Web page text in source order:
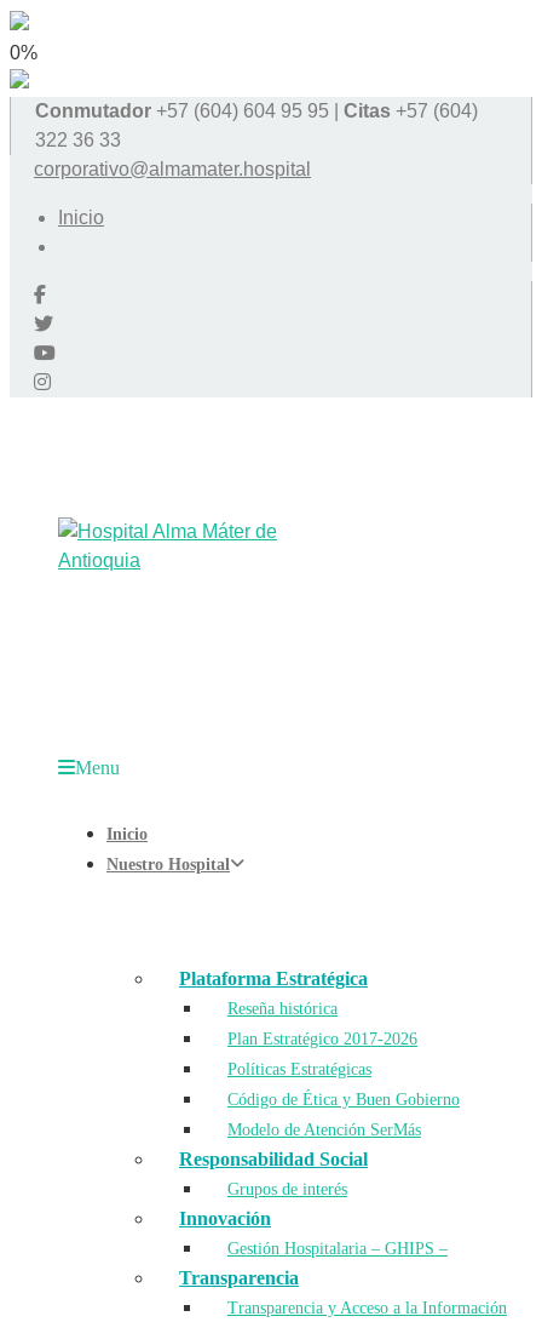
0%
Conmutador +57 (604) 604 95 95 | Citas +57 (604)
322 36 33
corporativo@almamater.hospital
Inicio
Menu
Inicio
Nuestro Hospital
Plataforma Estratégica
Reseña histórica
Plan Estratégico 2017-2026
Políticas Estratégicas
Código de Ética y Buen Gobierno
Modelo de Atención SerMás
Responsabilidad Social
Grupos de interés
Innovación
Gestión Hospitalaria – GHIPS –
Transparencia
Transparencia y Acceso a la Información